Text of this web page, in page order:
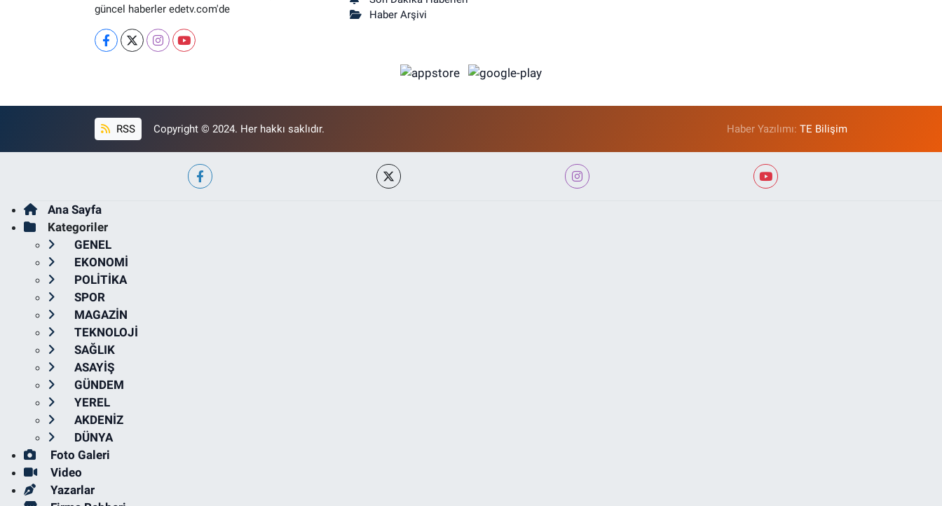
güncel haberler edetv.com'de
Haber Arşivi
RSS Copyright © 2024. Her hakkı saklıdır. Haber Yazılımı:TE Bilişim
Ana Sayfa
Kategoriler
GENEL
EKONOMİ
POLİTİKA
SPOR
MAGAZİN
TEKNOLOJİ
SAĞLIK
ASAYİŞ
GÜNDEM
YEREL
AKDENİZ
DÜNYA
Foto Galeri
Video
Yazarlar